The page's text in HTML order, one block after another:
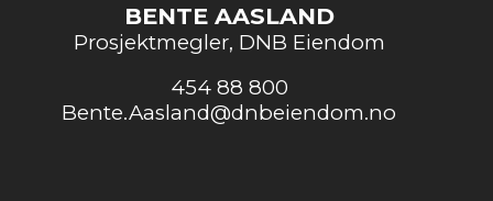
BENTE AASLAND
Prosjektmegler, DNB Eiendom
454 88 800
Bente.Aasland@dnbeiendom.no